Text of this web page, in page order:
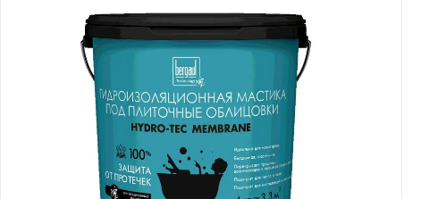
Юридическим
лицам
Часто
задаваемые
вопросы